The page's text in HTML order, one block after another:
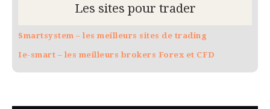
Les sites pour trader
Smartsystem – les meilleurs sites de trading
Ie-smart – les meilleurs brokers Forex et CFD